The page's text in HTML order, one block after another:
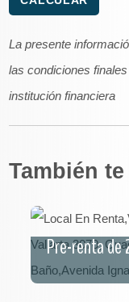
La presente
las condiciones
institución financiera
También
Pre-renta de